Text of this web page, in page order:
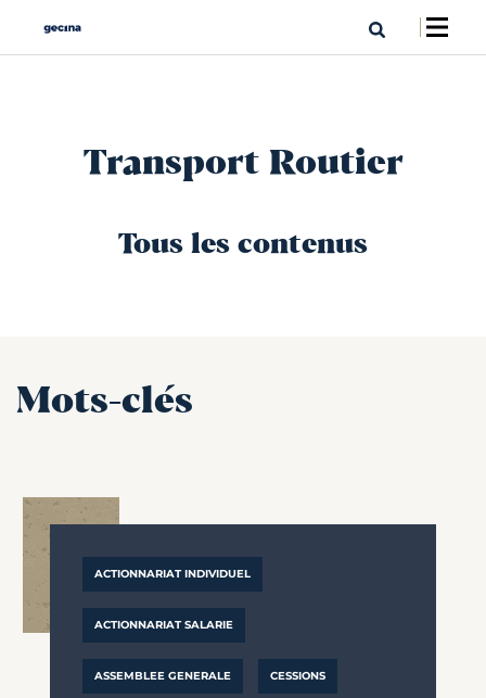
Transport Routier
Tous les contenus
Mots-clés
ACTIONNARIAT INDIVIDUEL
ACTIONNARIAT SALARIE
ASSEMBLEE GENERALE CESSIONS